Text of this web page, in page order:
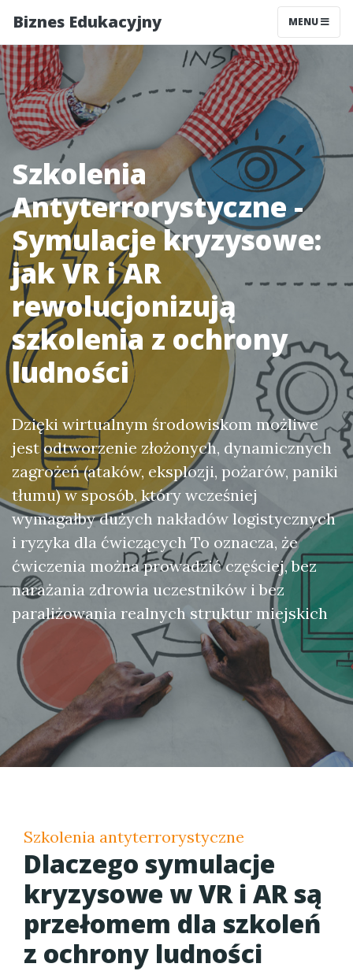
Biznes Edukacyjny MENU
Szkolenia
Antyterrorystyczne -
Symulacje kryzysowe:
jak VR i AR
rewolucjonizują
szkolenia z ochrony
ludności
Dzięki wirtualnym środowiskom możliwe
jest odtworzenie złożonych, dynamicznych
zagrożeń (ataków, eksplozji, pożarów, paniki
tłumu) w sposób, który wcześniej
wymagałby dużych nakładów logistycznych
i ryzyka dla ćwiczących To oznacza, że
ćwiczenia można prowadzić częściej, bez
narażania zdrowia uczestników i bez
paraliżowania realnych struktur miejskich
Szkolenia antyterrorystyczne
Dlaczego symulacje
kryzysowe w VR i AR są
przełomem dla szkoleń
z ochrony ludności